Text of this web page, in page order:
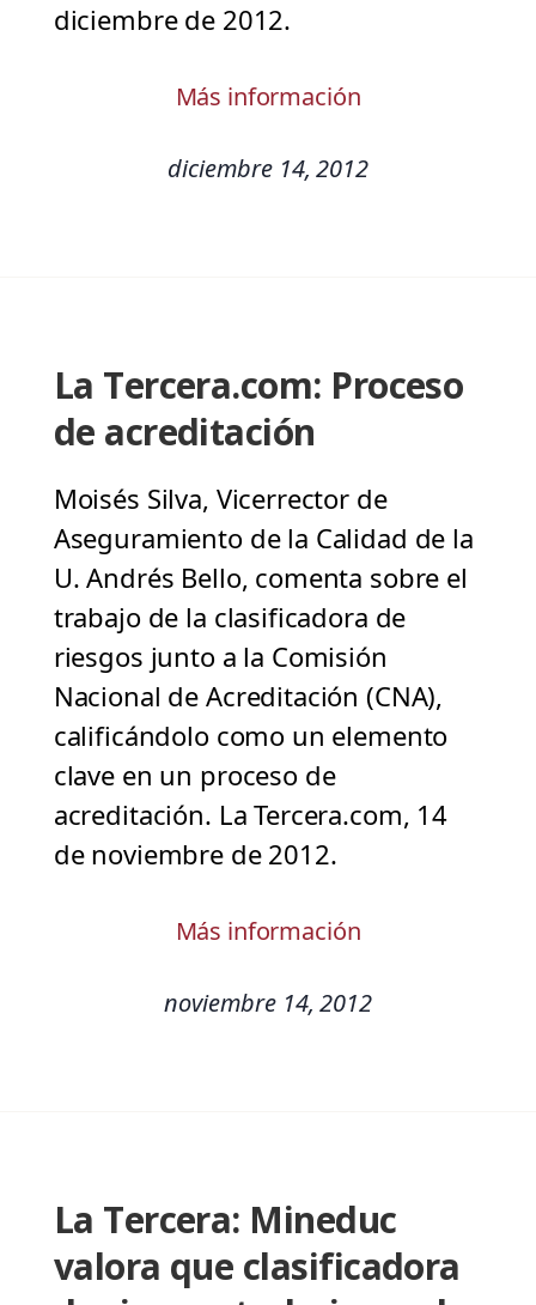
diciembre de 2012.
Más información
diciembre 14, 2012
La Tercera.com: Proceso
de acreditación
Moisés Silva, Vicerrector de
Aseguramiento de la Calidad de la
U. Andrés Bello, comenta sobre el
trabajo de la clasificadora de
riesgos junto a la Comisión
Nacional de Acreditación (CNA),
calificándolo como un elemento
clave en un proceso de
acreditación. La Tercera.com, 14
de noviembre de 2012.
Más información
noviembre 14, 2012
La Tercera: Mineduc
valora que clasificadora